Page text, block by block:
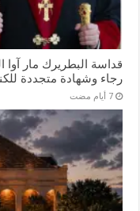
قداسة البطريرك مار آوا
رجاء وشهادة متجددة
‏7 أيام مضت